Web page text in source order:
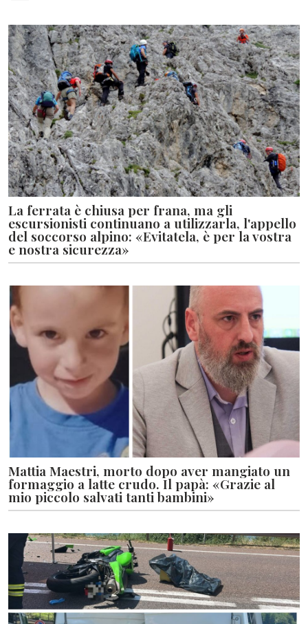
La ferrata è chiusa per frana, ma gli
escursionisti continuano a utilizzarla, l'appello
del soccorso alpino: «Evitatela, è per la vostra
e nostra sicurezza»
Mattia Maestri, morto dopo aver mangiato un
formaggio a latte crudo. Il papà: «Grazie al
mio piccolo salvati tanti bambini»